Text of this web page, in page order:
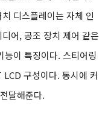
디스플레이는 자체 인
어, 공조 장치 제어 같은
능이 특징이다. 스티어링
구성이다. 동시에 커
달해준다.